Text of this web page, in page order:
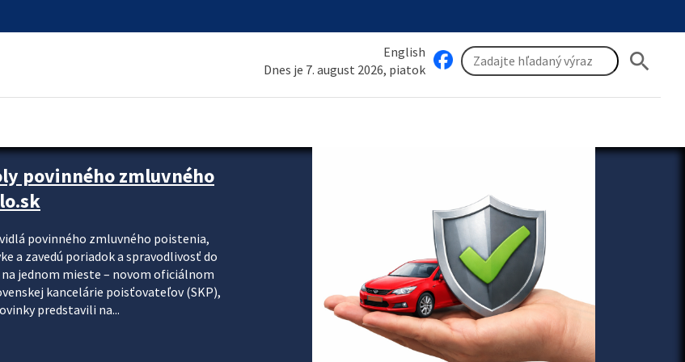
English
Dnes je 7. august 2026, piatok
search
povinného zmluvného
povinného zmluvného poistenia,
a zavedú poriadok a spravodlivosť do
jednom mieste – novom oficiálnom
kancelárie poisťovateľov (SKP),
predstavili na...